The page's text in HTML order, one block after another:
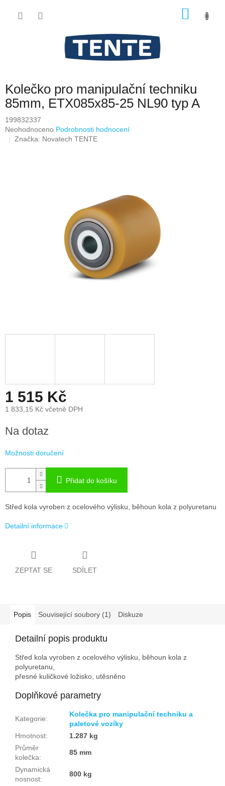
Kolečko pro manipulační techniku
85mm, ETX085x85-25 NL90 typ A
199832337
Průměrné
hodnocení
Neohodnoceno Podrobnosti hodnocení
Značka: Novatech TENTE
1 515 Kč
1 833,15 Kč včetně DPH
cena:
Na dotaz
Možnosti doručení
Přidat do košíku
Střed kola vyroben z ocelového výlisku, běhoun kola z polyuretanu
Detailní informace
ZEPTAT SE SDÍLET
Popis Související soubory (1) Diskuze
Detailní popis produktu
Střed kola vyroben z ocelového výlisku, běhoun kola z
polyuretanu,
přesné kuličkové ložisko, utěsněno
Doplňkové parametry
Kategorie:
Kolečka pro manipulační techniku a
paletové vozíky
Hmotnost:
1.287 kg
Průměr
kolečka:
85 mm
Dynamická
nosnost:
800 kg